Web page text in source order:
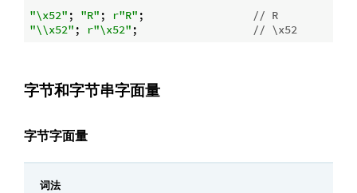
"\x52" ; "R" ; r"R" ;
// R
"\\x52" ; r"\x52" ; // \x52
字节和字节串字面量
字节字面量
词法